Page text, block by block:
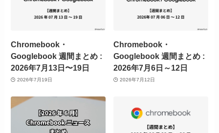
Chromebook・
Googlebook 週間まとめ :
2026年7月13日〜19日
2026年7月19日
Chromebook・
Googlebook 週間まとめ :
2026年7月6日～12日
2026年7月12日